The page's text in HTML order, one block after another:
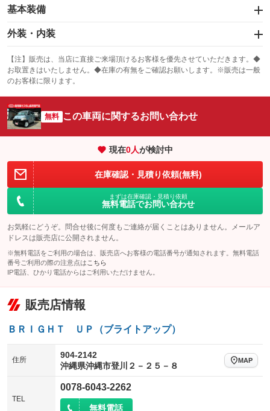
基本装備
エアバッグ：運転席/助手席
：装備あり
：装備なし
サンルーフ
：装備なし ABS
エアコン
：装備あり Wエアコン
：装備なし
リフトアップ
：装備なし パワーステアリング
：装備あり
ダウンヒルアシストコントロール
：装備なし ：装備なし
アイドリングストップ
：装備なし ドライブレコーダー
USB入力端子
：装備なし Bluetooth接続
：装備なし
：装備なし ：装備なし
センターデフロック
レンタカーアップ
：装備なし
：装備なし
外装・内装
カーナビ
：装備なし
TV
：装備なし
オーディオ
ビジュアル
：装備なし
革シート
：装備なし ハーフレザーシート
キーレス
：装備なし LEDヘッドランプ
HID(キセノンライト)
：装備なし ポータブルナビ
：装備なし
バックカメラ
：装備なし ETC
：装備なし
：装備なし ：装備なし
ローダウン
：装備なし
パワーシート 3列シート
ベンチシート
：装備なし
チップアップシート
：装備なし オットマン
：装備なし
電動格納サードシート
：装備なし
ウォークスルー 後席モニター
電動リアゲート
【注】販売は、当店に直接ご来場頂けるお客様を優先させていただきます。◆
お取置きはいたしません。◆在庫の有無をご確認お願いします。※販売は一般
のお客様に限ります。
無料 この車両に関するお問い合わせ
現在0人が検討中
在庫確認・見積り依頼(無料)
まずは在庫確認・見積り依頼
無料電話でお問い合わせ
お気軽にどうぞ。問合せ後に何度もご連絡が届くことはありません。メールア
ドレスは販売店に公開されません。
※無料電話をご利用の場合は、販売店へお客様の電話番号が通知されます。無料電話
番号ご利用の際の注意点は こちら
IP電話、ひかり電話からはご利用いただけません。
販売店情報
ＢＲＩＧＨＴ ＵＰ（ブライトアップ）
住所
904-2142
沖縄県沖縄市登川２－２５－８
MAP
TEL
0078-6043-2262
無料電話